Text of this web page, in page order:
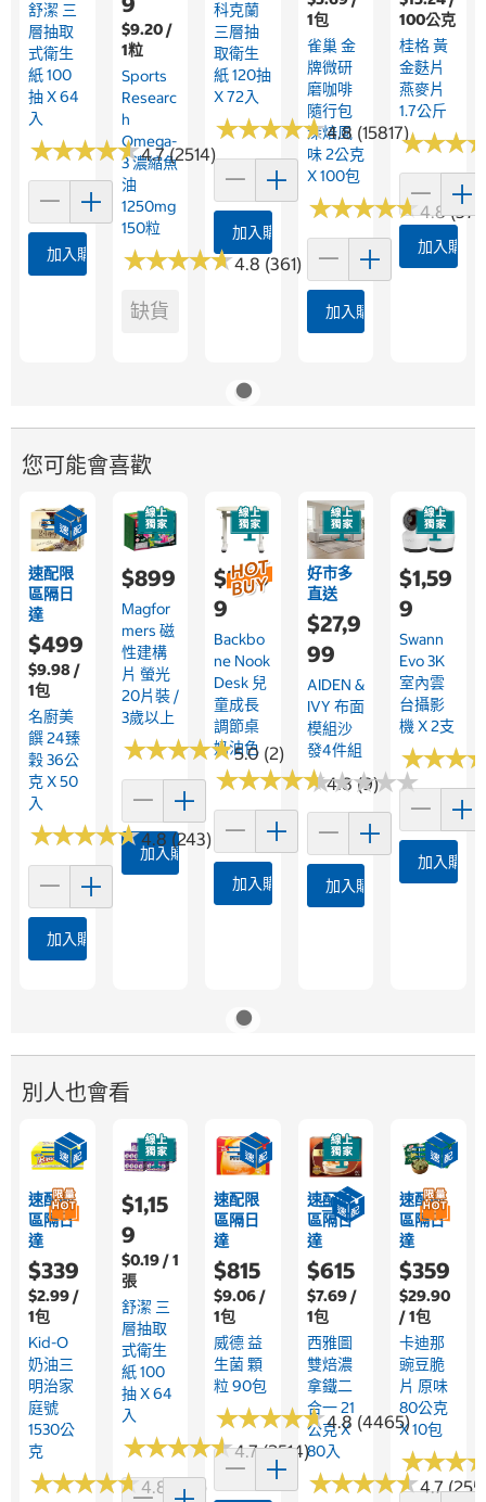
舒潔 三
層抽取
式衛生
紙 100
抽 X 64
入
★★★★★
★★★★★4.7 (2514)
加入購物車
$9.20 /
1粒
Sports
Researc
H
Omega-
3 濃縮魚
油
1250mg
150粒
★★★★★
★★★★★4.8 (361)
缺貨
科克蘭
三層抽
取衛生
紙 120抽
X 72入
★★★★★
★★★★★4.8 (15817)
加入購物車
1包
雀巢 金
牌微研
磨咖啡
隨行包
深焙風
味 2公克
X 100包
★★★★★
★★★★★4.8
加入購物車
100公克
桂格 黃
金麩片
燕麥片
1.7公斤
★★★
★★★
加入購物
您可能會喜歡
速配限
區隔日
達
$499
$9.98 /
1包
名廚美
饌 24臻
穀 36公
克 X 50
入
★★★★★
★★★★★4.8 (243)
加入購物車
$899
Magfor
Mers 磁
性建構
片 螢光
20片裝 /
3歲以上
★★★★★
★★★★★5.0 (2)
加入購物車
$2,39
9
Backbo
Ne Nook
Desk 兒
童成長
調節桌
奶油色
★★★★★
★★★★★4.8 (9)
加入購物車
好市多
直送
$27,9
99
AIDEN &
IVY 布面
模組沙
發4件組
★★★★★
★★★★★
加入購物車
$1,59
9
Swann
Evo 3K
室內雲
台攝影
機 X 2支
★★★
★★★
加入購物
別人也會看
速配限
區隔日
達
$339
$2.99 /
1包
Kid-O
奶油三
明治家
庭號
1530公
克
★★★★★
★★★★★4.8 (271)
$1,15
9
$0.19 / 1
張
舒潔 三
層抽取
式衛生
紙 100
抽 X 64
入
★★★★★
★★★★★4.7 (2514)
速配限
區隔日
達
$815
$9.06 /
1包
威德 益
生菌 顆
粒 90包
★★★★★
★★★★★4.8 (4465)
速配限
區隔日
達
$615
$7.69 /
1包
西雅圖
雙焙濃
拿鐵二
合一 21
公克 X
80入
★★★★★
★★★★★4.7
速配限
區隔日
達
$359
$29.90
/ 1包
卡迪那
豌豆脆
片 原味
80公克
X 10包
★★★
★★★